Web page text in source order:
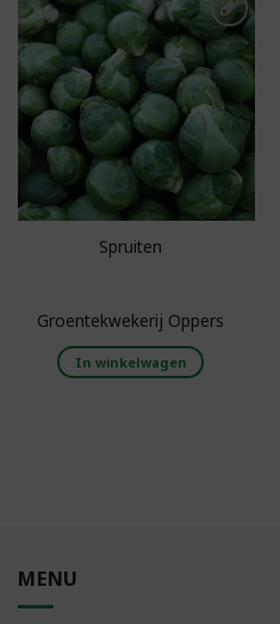
Toevoegen aan
boodschappenlijst
Spruiten
Groentekwekerij Oppers
In winkelwagen
MENU